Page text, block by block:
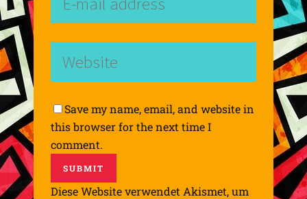
Save my name, email, and website in
this browser for the next time I
comment.
Diese Website verwendet Akismet, um